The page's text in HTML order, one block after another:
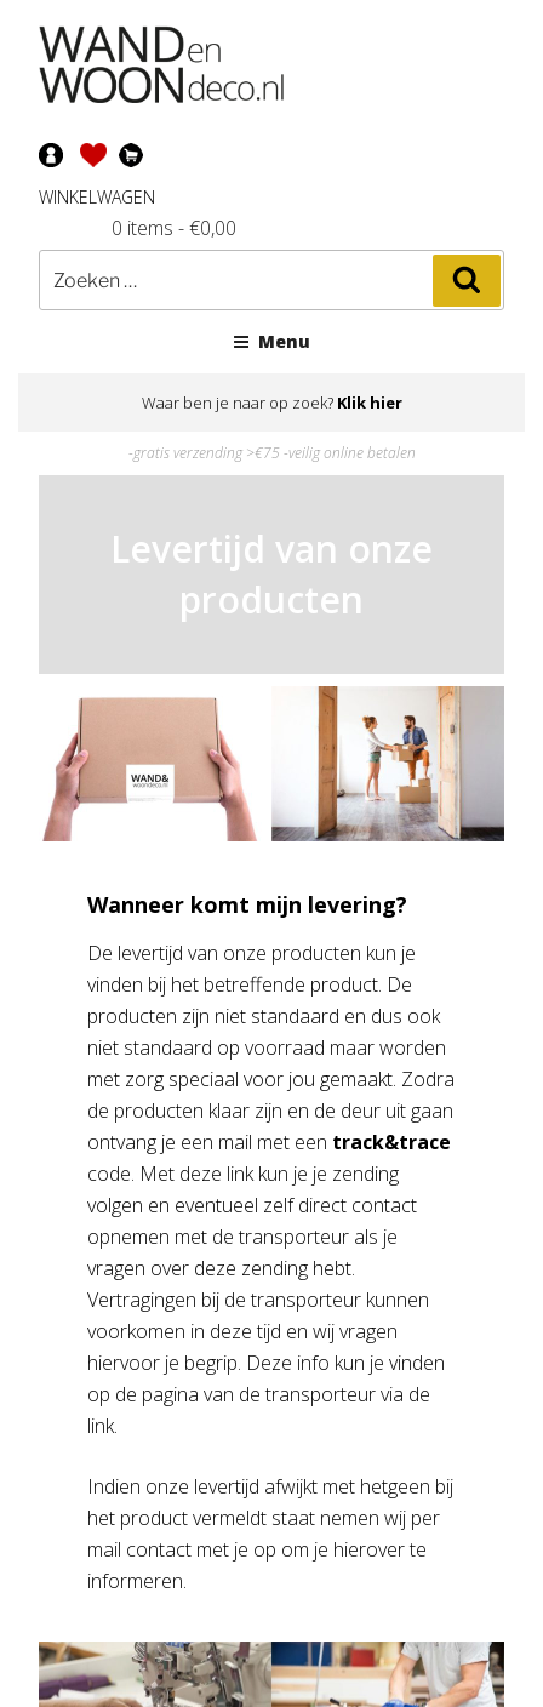
inhoud
WINKELWAGEN
-€0,00
0 items
Zoeken
naar:
Menu
Waar ben je naar op zoek? Klik hier
-gratis verzending >€75 -veilig online betalen
Levertijd van onze
producten
Wanneer komt mijn levering?
De levertijd van onze producten kun je
vinden bij het betreffende product. De
producten zijn niet standaard en dus ook
niet standaard op voorraad maar worden
met zorg speciaal voor jou gemaakt. Zodra
de producten klaar zijn en de deur uit gaan
ontvang je een mail met een track&trace
code. Met deze link kun je je zending
volgen en eventueel zelf direct contact
opnemen met de transporteur als je
vragen over deze zending hebt.
Vertragingen bij de transporteur kunnen
voorkomen in deze tijd en wij vragen
hiervoor je begrip. Deze info kun je vinden
op de pagina van de transporteur via de
link.
Indien onze levertijd afwijkt met hetgeen bij
het product vermeldt staat nemen wij per
mail contact met je op om je hierover te
informeren.